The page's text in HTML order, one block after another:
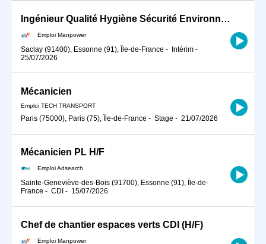
Ingénieur Qualité Hygiène Sécurité Environnement (QHSE) /prévention sécurité risques prof (H/F)
Emploi Manpower
Saclay (91400), Essonne (91), Île-de-France - Intérim -
25/07/2026
Mécanicien
Emploi TECH TRANSPORT
Paris (75000), Paris (75), Île-de-France - Stage - 21/07/2026
Mécanicien PL H/F
Emploi Adsearch
Sainte-Geneviève-des-Bois (91700), Essonne (91), Île-de-
France - CDI - 15/07/2026
Chef de chantier espaces verts CDI (H/F)
Emploi Manpower